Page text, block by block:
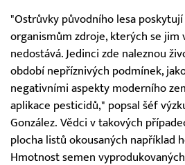
"Ostrůvky původního lesa poskytují
organismům zdroje, kterých se jim
nedostává. Jedinci zde naleznou
období nepříznivých podmínek,
negativními aspekty moderního
aplikace pesticidů," popsal šéf
González. Vědci v takových
plocha listů okousaných například
Hmotnost semen